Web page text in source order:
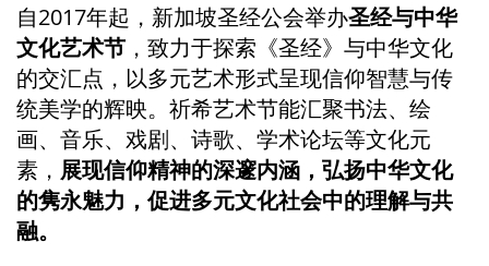
自2017年起，新加坡圣经公会举办圣经与中华
文化艺术节 ，致力于探索《圣经》与中华文化
的交汇点，以多元艺术形式呈现信仰智慧与传
统美学的辉映。祈希艺术节能汇聚书法、绘
画、音乐、戏剧、诗歌、学术论坛等文化元
素， 展现信仰精神的深邃内涵，弘扬中华文化
的隽永魅力，促进多元文化社会中的理解与共
融。